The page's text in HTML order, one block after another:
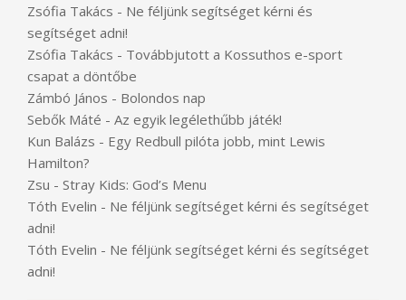
Zsófia Takács - Ne féljünk segítséget kérni és
segítséget adni!
Zsófia Takács - Továbbjutott a Kossuthos e-sport
csapat a döntőbe
Zámbó János - Bolondos nap
Sebők Máté - Az egyik legélethűbb játék!
Kun Balázs - Egy Redbull pilóta jobb, mint Lewis
Hamilton?
Zsu - Stray Kids: God’s Menu
Tóth Evelin - Ne féljünk segítséget kérni és segítséget
adni!
Tóth Evelin - Ne féljünk segítséget kérni és segítséget
adni!